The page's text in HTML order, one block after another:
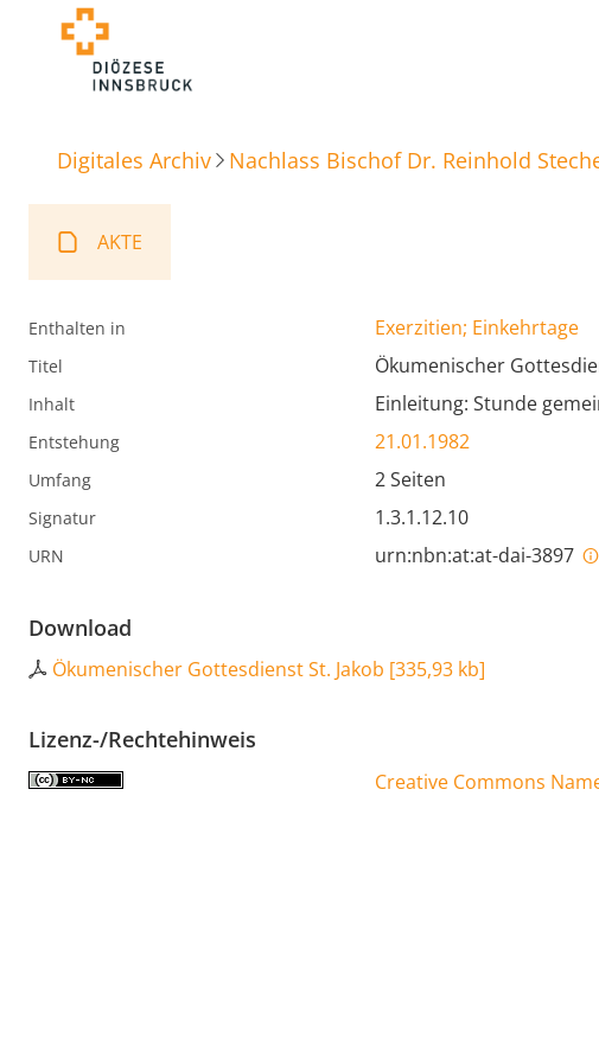
Digitales Archiv Nachlass Bischof Dr. Reinhold
AKTE
Enthalten in Exerzitien; Einkehrtage
Titel Ökumenischer
Inhalt Einleitung: Stunde
Entstehung 21.01.1982
Umfang 2 Seiten
Signatur 1.3.1.12.10
URN urn:nbn:at:at-dai-3897
Download
Ökumenischer Gottesdienst St. Jakob [335,93 kb]
Lizenz-/Rechtehinweis
Creative Commons